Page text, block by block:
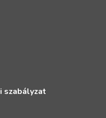
szabályzat